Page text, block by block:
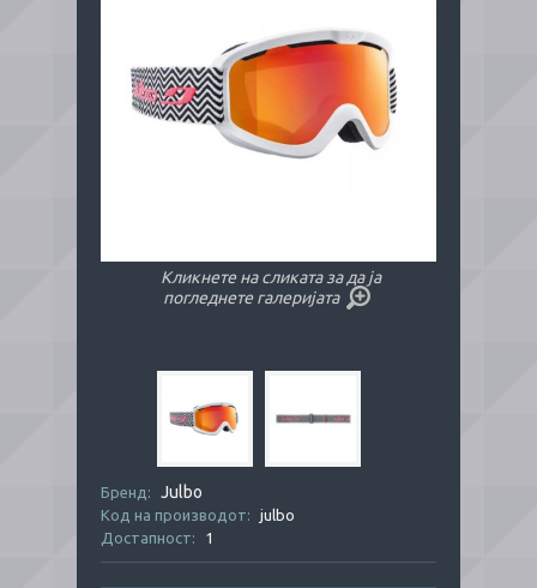
Кликнете на сликата за да ја
погледнете галеријата
Бренд: Julbo
Код на производот:
julbo
Достапност:
1